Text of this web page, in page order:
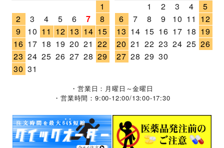
1
2
3 4 5 6 7
8
9
10 11 12 13 14 15
16 17 18 19 20 21 22
23 24 25 26 27 28 29
30 31
1
2 3 4
5
6
7 8 9 10 11 12
13 14 15 16 17 18 19
20 21 22 23 24 25 26
27 28 29 30
・営業日：月曜日～金曜日
・営業時間：9:00-12:00/13:00-17:30